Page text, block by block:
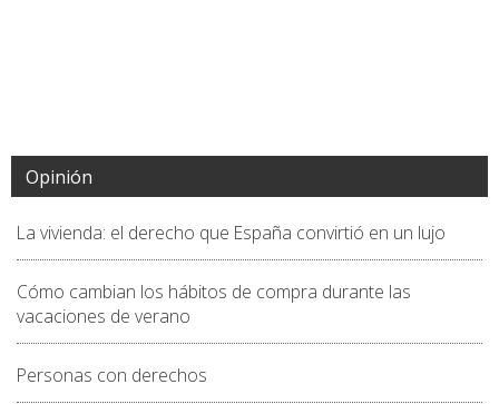
Opinión
La vivienda: el derecho que España convirtió en un lujo
Cómo cambian los hábitos de compra durante las
vacaciones de verano
Personas con derechos